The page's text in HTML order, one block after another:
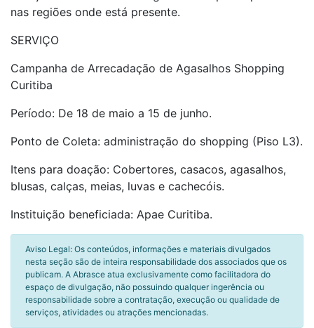
nas regiões onde está presente.
SERVIÇO
Campanha de Arrecadação de Agasalhos Shopping
Curitiba
Período: De 18 de maio a 15 de junho.
Ponto de Coleta: administração do shopping (Piso L3).
Itens para doação: Cobertores, casacos, agasalhos,
blusas, calças, meias, luvas e cachecóis.
Instituição beneficiada: Apae Curitiba.
Aviso Legal: Os conteúdos, informações e materiais divulgados
nesta seção são de inteira responsabilidade dos associados que os
publicam. A Abrasce atua exclusivamente como facilitadora do
espaço de divulgação, não possuindo qualquer ingerência ou
responsabilidade sobre a contratação, execução ou qualidade de
serviços, atividades ou atrações mencionadas.